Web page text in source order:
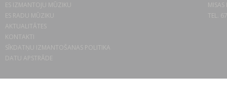
ES IZMANTOJU MŪZIKU
ES RADU MŪZIKU
AKTUALITĀTES
KONTAKTI
SĪKDATŅU IZMANTOŠANAS POLITIKA
DATU APSTRĀDE
TEL.